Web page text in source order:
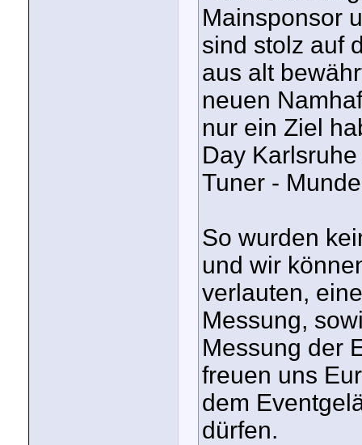
Mainsponsor
sind stolz auf
aus alt
neuen
nur ein Ziel
Day
Tuner -
So wurden
und wir
verlauten,
Messung,
Messung der
freuen uns
dem
dürfen.